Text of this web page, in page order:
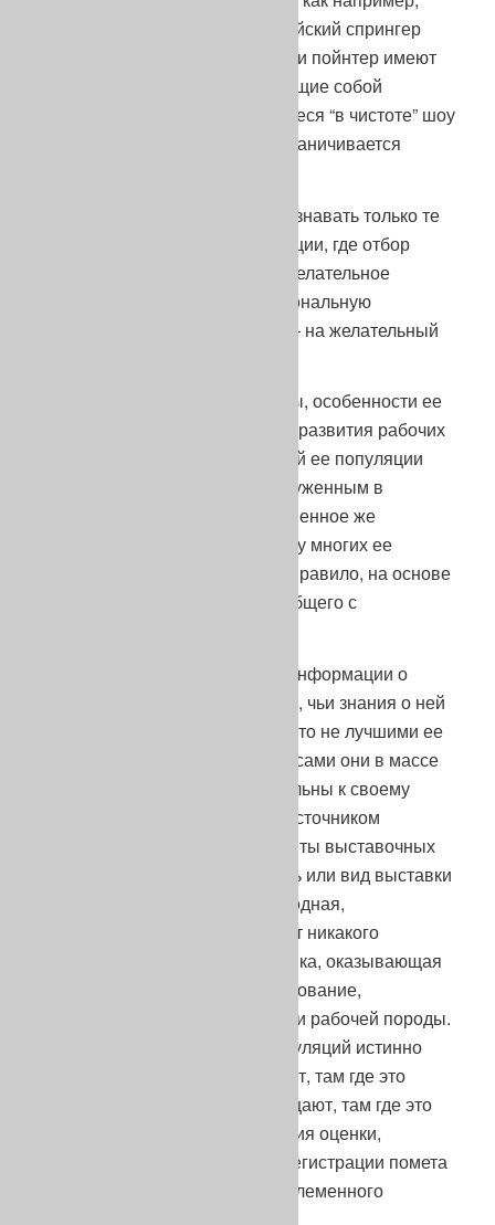
истинно рабочие породы английский спрингер
спаниель, английский сеттер или пойнтер имеют
свои шоу версии, представляющие собой
фактически отдельные, ведущиеся “в чистоте” шоу
породы, чье использование ограничивается
Истинно рабочими следует признавать только те
породы, в которых есть популяции, где отбор
ведется в первую очередь на желательное
породное поведение и функциональную
анатомию, и только во вторую – на желательный
Нюансы специализации породы, особенности ее
породного поведения, уровень развития рабочих
свойств в породе и в конкретной ее популяции
известны очень немногим погруженным в
кинологию людям. Распространенное же
представление о породе, даже у многих ее
заводчиков, формируется, как правило, на основе
информации, имеющей мало общего с
В лучшем случае, источником информации о
породе являются пользователи, чьи знания о ней
ограничены одним – двумя, часто не лучшими ее
представителями, при том, что сами они в массе
своей недостаточно требовательны к своему
полевому досугу, а в худшем, источником
информации являются резиденты выставочных
мероприятий. Причем, профиль или вид выставки
собак (охотничья, шоу, мнопородная,
всепородная и т.п.) тут не имеет никакого
значения, так как любая выставка, оказывающая
влияние на племенное использование,
способствует только деградации рабочей породы.
Поэтому-то представители популяций истинно
рабочих пород или не посещают, там где это
возможно, выставки, или посещают, там где это
необходимо, лишь для получения оценки,
требуемой для официальной регистрации помета
в случае их предполагаемого племенного